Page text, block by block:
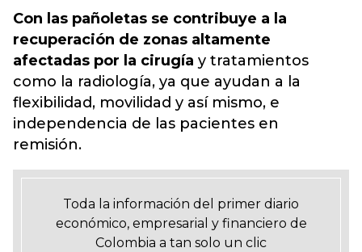
Con las pañoletas se contribuye a la
recuperación de zonas altamente
afectadas por la cirugía y tratamientos
como la radiología, ya que ayudan a la
flexibilidad, movilidad y así mismo, e
independencia de las pacientes en
remisión.
Toda la información del primer diario
económico, empresarial y financiero de
Colombia a tan solo un clic